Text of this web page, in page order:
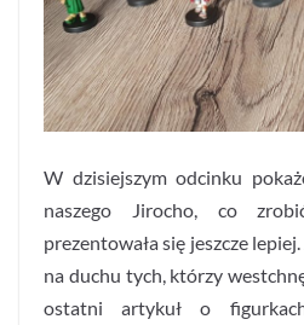
W dzisiejszym odcinku
naszego Jirocho, co
prezentowała się jeszcze
na duchu tych, którzy
ostatni artykuł o